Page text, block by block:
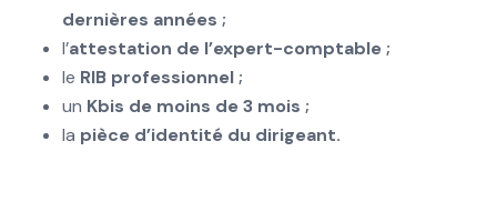
dernières années ;
l’attestation de l’expert-comptable ;
le RIB professionnel ;
un Kbis de moins de 3 mois ;
la pièce d’identité du dirigeant.